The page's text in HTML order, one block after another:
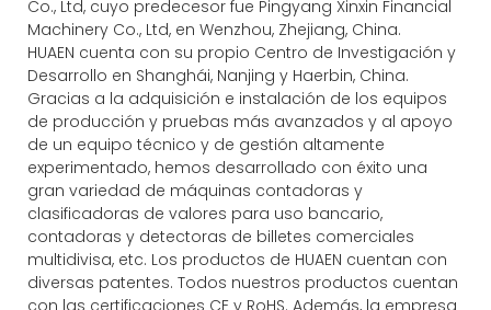
Co., Ltd, cuyo predecesor fue Pingyang Xinxin Financial
Machinery Co., Ltd, en Wenzhou, Zhejiang, China.
HUAEN cuenta con su propio Centro de Investigación y
Desarrollo en Shanghái, Nanjing y Haerbin, China.
Gracias a la adquisición e instalación de los equipos
de producción y pruebas más avanzados y al apoyo
de un equipo técnico y de gestión altamente
experimentado, hemos desarrollado con éxito una
gran variedad de máquinas contadoras y
clasificadoras de valores para uso bancario,
contadoras y detectoras de billetes comerciales
multidivisa, etc. Los productos de HUAEN cuentan con
diversas patentes. Todos nuestros productos cuentan
con las certificaciones CE y RoHS. Además, la empresa